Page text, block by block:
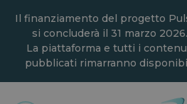
contenuto
principale
Il finanziamento del progetto
si concluderà il 31 marzo 2026.
La piattaforma e tutti i
pubblicati rimarranno